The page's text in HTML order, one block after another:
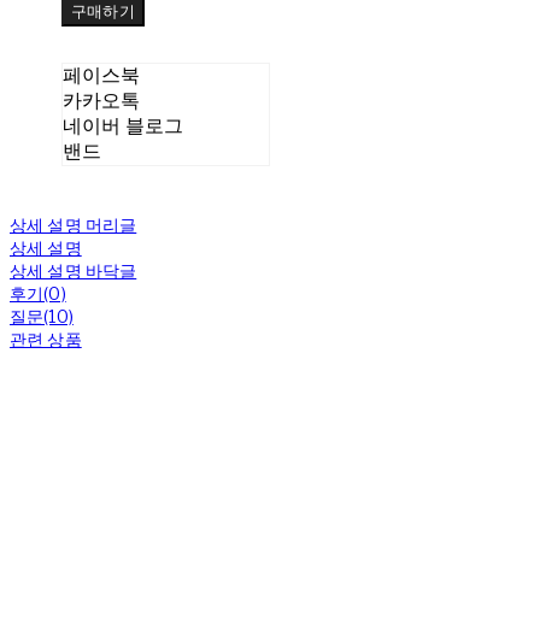
구매하기
페이스북
카카오톡
네이버 블로그
밴드
상세 설명 머리글
상세 설명
상세 설명 바닥글
후기(0)
질문(10)
관련 상품